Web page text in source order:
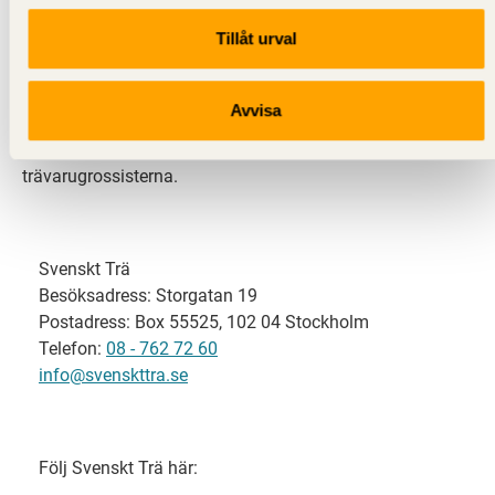
Tillåt urval
Avvisa
Svenskt Trä representerar svensk sågverksindustri
och är en del av branschorganisationen
svensk limträ-, KL-trä- och förpackningsindustri samt
trävarugrossisterna.
Svenskt Trä
Besöksadress: Storgatan 19
Postadress: Box 55525, 102 04 Stockholm
Telefon: 08 - 762 72 60
info@svenskttra.se
Följ Svenskt Trä här: